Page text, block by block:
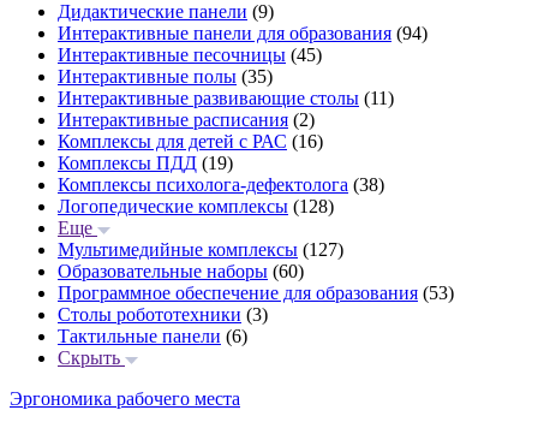
Дидактические панели (9)
Интерактивные панели для образования (94)
Интерактивные песочницы (45)
Интерактивные полы (35)
Интерактивные развивающие столы (11)
Интерактивные расписания (2)
Комплексы для детей с РАС (16)
Комплексы ПДД (19)
Комплексы психолога-дефектолога (38)
Логопедические комплексы (128)
Еще
Мультимедийные комплексы (127)
Образовательные наборы (60)
Программное обеспечение для образования (53)
Столы робототехники (3)
Тактильные панели (6)
Скрыть
Эргономика рабочего места